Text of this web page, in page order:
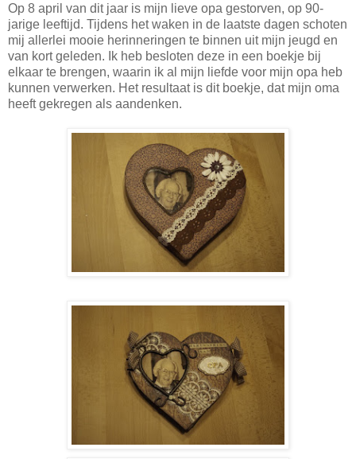
Op 8 april van dit jaar is mijn lieve opa gestorven, op 90-
jarige leeftijd. Tijdens het waken in de laatste dagen schoten
mij allerlei mooie herinneringen te binnen uit mijn jeugd en
van kort geleden. Ik heb besloten deze in een boekje bij
elkaar te brengen, waarin ik al mijn liefde voor mijn opa heb
kunnen verwerken. Het resultaat is dit boekje, dat mijn oma
heeft gekregen als aandenken.